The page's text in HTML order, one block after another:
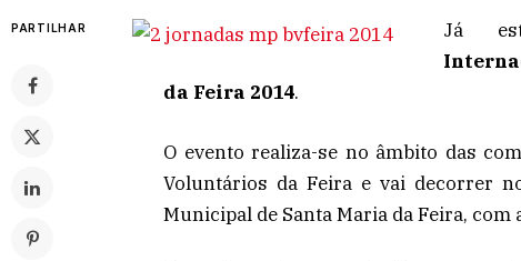
PARTILHAR Já
da Feira 2014.
O evento realiza-se no âmbito das
Voluntários da Feira e vai decorrer
Municipal de Santa Maria da Feira,